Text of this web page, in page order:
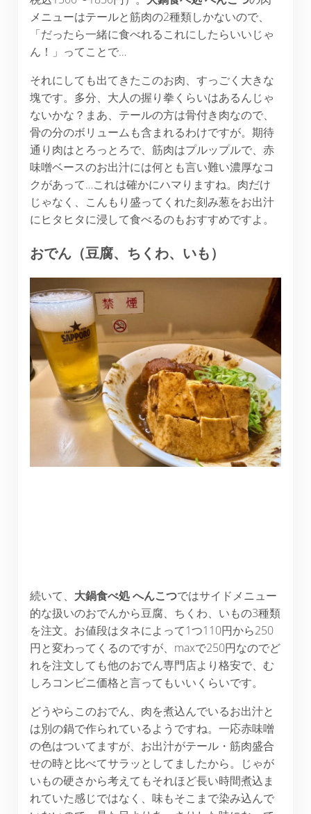
メニューはテールと筋肉の2種類しかないので、
「だったら一緒に食べれるこれにしたらいいじゃ
ん！」ってことで…
それにしても出てきたこのお肉、すっごく大きな
塊です。多分、大人の握り拳くらいはあるんじゃ
ないかな？まあ、テールの方は骨付き肉なので、
骨の分のボリュームも含まれるわけですが。期待
通り肉はとろっとろで、筋肉はプルップルで、赤
味噌ベースのお出汁には何とも言い難い濃厚なコ
クがあって…これは確かにハマりますね。肉だけ
じゃなく、こんもり盛ってくれた刻み葱をお出汁
にヒタヒタに浸して食べるのもおすすめですよ。
おでん（豆腐、ちくわ、いも）
続いて、 大鍋食べ処 へんこつではサイドメニュー
的な扱いのおでんから豆腐、ちくわ、いもの3種類
を注文。お値段はタネによって1つ110円から250
円と変わってくるのですが、maxで250円なのでど
れを注文しても他のおでん専門店より格安で、む
しろコンビニ価格と言ってもいいくらいです。
どうやらこのおでん、肉を煮込んでいるお出汁と
は別の鍋で作られているようですね。一応赤味噌
の色はついてますが、お出汁がテール・筋肉盛合
せの時と比べてサラッとしてましたから。じゃが
いもの硬さから考えてもそれほど長い時間煮込ま
れていた感じではなく、味もそこまで染み込んで